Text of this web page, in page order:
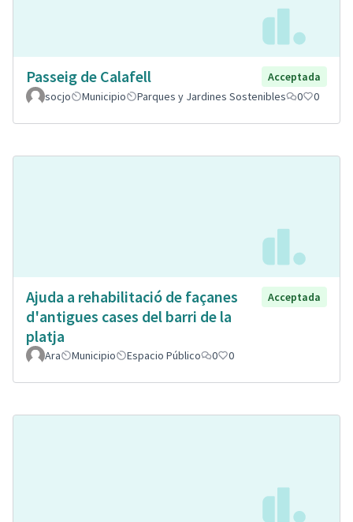
Passeig de Calafell
Acceptada
socjo
Municipio Parques y Jardines Sostenibles 0 0
Ajuda a rehabilitació de façanes
d'antigues cases del barri de la
platja
Acceptada
Ara Municipio Espacio Público 0 0